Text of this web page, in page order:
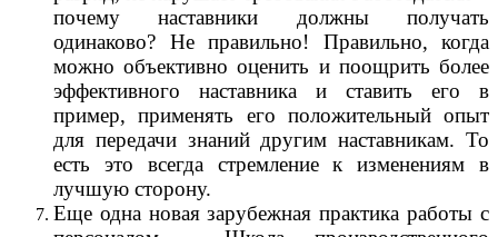
почему наставники должны получать
одинаково? Не правильно! Правильно, когда
можно объективно оценить и поощрить более
эффективного наставника и ставить его в
пример, применять его положительный опыт
для передачи знаний другим наставникам. То
есть это всегда стремление к изменениям в
лучшую сторону.
Еще одна новая зарубежная практика работы с